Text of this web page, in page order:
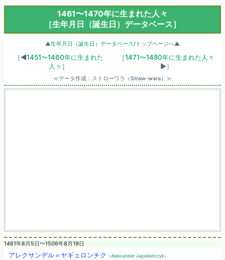
1461〜1470年に生まれた人々
［生年月日（誕生日）データベース］
▲生年月日（誕生日）データベース/トップページへ▲
［◀1451〜1460年に生まれた
人々 ］
［1471〜1480年に生まれた人々
▶］
≪データ作成：ストローワラ（Straw-wara）≫
1461年8月5日〜1506年8月19日
アレクサンデル＝ヤギェロンチク （Aleksander Jagiellończyk）